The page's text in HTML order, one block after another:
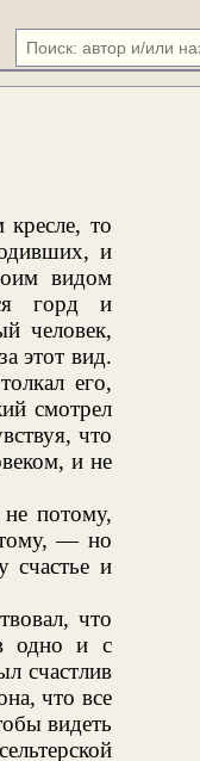
то
и
видом
горд и
человек,
этот вид.
его,
смотрел
что
и не
потому,
— но
счастье и
что
одно и с
счастлив
что все
видеть